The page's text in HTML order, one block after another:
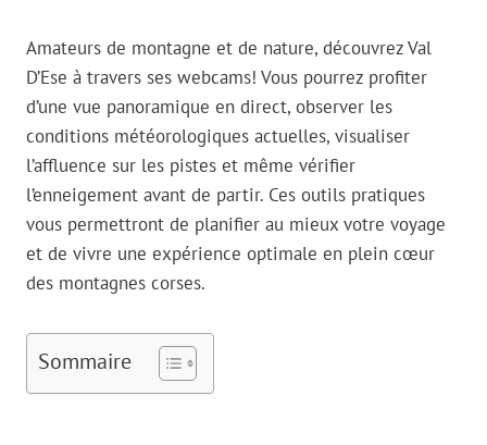
Amateurs de montagne et de nature, découvrez Val
D’Ese à travers ses webcams! Vous pourrez profiter
d’une vue panoramique en direct, observer les
conditions météorologiques actuelles, visualiser
l’affluence sur les pistes et même vérifier
l’enneigement avant de partir. Ces outils pratiques
vous permettront de planifier au mieux votre voyage
et de vivre une expérience optimale en plein cœur
des montagnes corses.
Sommaire